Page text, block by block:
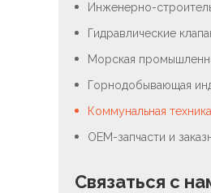
Инженерно-
Морская
Горнодобывающая
Коммунальная техника
OEM-запчасти и
Связаться с